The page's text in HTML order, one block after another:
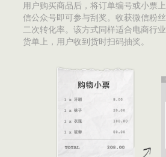
用户购买商品后，将订单编号或小票
信公众号即可参与刮奖。收获微信粉
二次转化率。该方式同样适合电商行
货单上，用户收到货时扫码抽奖。